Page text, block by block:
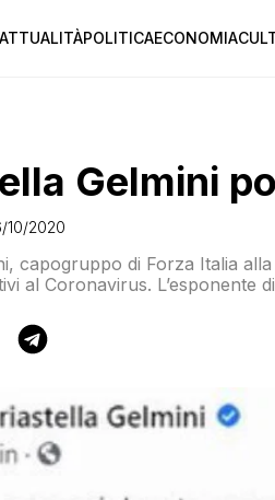
ATTUALITÀPOLITICAECONOMIA
Gelmini
10/2020
capogruppo di Forza Italia
al Coronavirus. L’esponente
Covid, l’ho […]